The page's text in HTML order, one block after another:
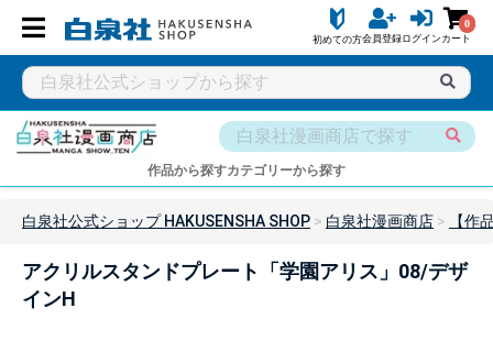
初めての方会員登録ログイン
0
カート
作品から探すカテゴリーから探す
白泉社公式ショップ HAKUSENSHA SHOP 白泉社漫画商店 【作
アクリルスタンドプレート「学園アリス」08/デザ
インH